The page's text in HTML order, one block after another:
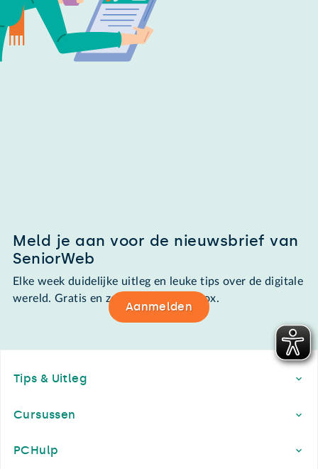
Meld je aan voor de nieuwsbrief van
SeniorWeb
Elke week duidelijke uitleg en leuke tips over de digitale
wereld. Gratis en zomaar in de mailbox.
Aanmelden
Tips & Uitleg
Cursussen
PCHulp